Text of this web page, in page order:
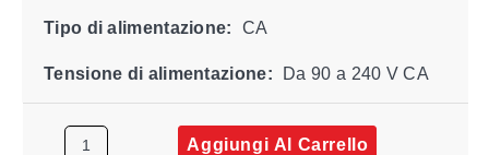
Tipo di alimentazione: CA
Tensione di alimentazione: Da 90 a 240 V CA
Aggiungi Al Carrello